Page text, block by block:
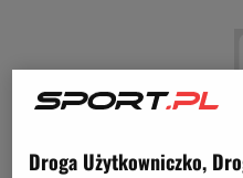
Droga Użytkowniczko,